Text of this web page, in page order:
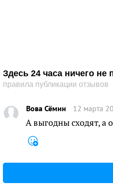
Здесь 24 часа ничего
правила публикации отзывов
Вова Сёмин 12 марта
А выгодны сходят, а